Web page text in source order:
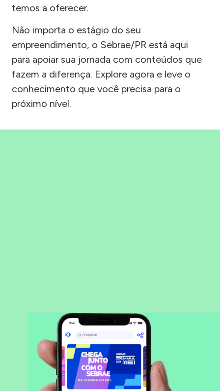
temos a oferecer.
Não importa o estágio do seu
empreendimento, o Sebrae/PR está aqui
para apoiar sua jornada com conteúdos que
fazem a diferença. Explore agora e leve o
conhecimento que você precisa para o
próximo nível.